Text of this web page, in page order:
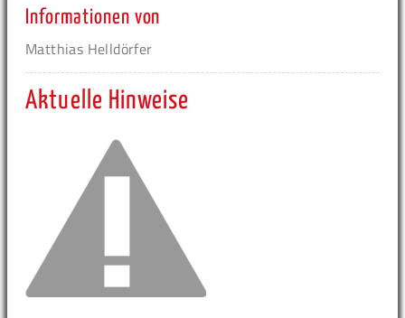
Informationen von
Matthias Helldörfer
Aktuelle Hinweise